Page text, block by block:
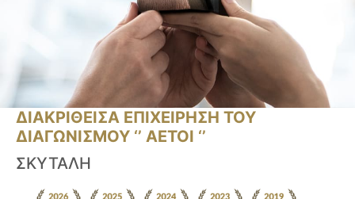
ΔΙΑΚΡΙΘΕΙΣΑ ΕΠΙΧΕΙΡΗΣΗ ΤΟΥ
ΔΙΑΓΩΝΙΣΜΟΥ ‘’ ΑΕΤΟΙ ‘’
ΣΚΥΤΑΛΗ